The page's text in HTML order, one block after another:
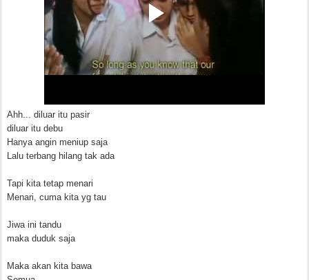
Ahh... diluar itu pasir
diluar itu debu
Hanya angin meniup saja
Lalu terbang hilang tak ada
Tapi kita tetap menari
Menari, cuma kita yg tau
Jiwa ini tandu
maka duduk saja
Maka akan kita bawa